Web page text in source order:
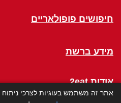
חיפושים פופולאריים
מידע ברשת
אודות 2eat
אתר זה משתמש בעוגיות לצרכי